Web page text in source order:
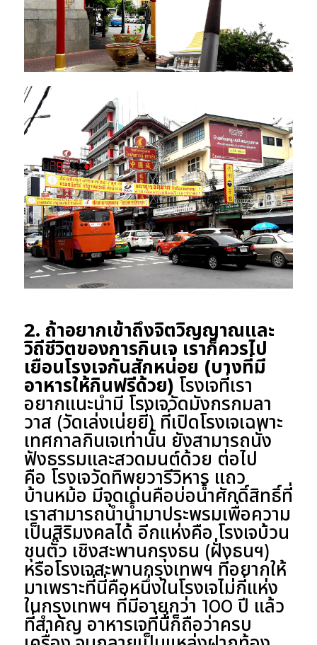
2. ถ้าอยากเข้าถึงจิตวิญญาณและ
วิถีชีวิตของการกินเจ เราก็ควรไป
เยือนโรงเจกันสักหน่อย (บางที่มี
อาหารให้กินฟรีด้วย) โรงเจที่เรา
อยากแนะนำมี โรงเจวัดมังกรกมลา
วาส (วัดเล่งเน่ยยี่) ที่เปิดโรงเจเฉพาะ
เทศกาลกินเจเท่านั้น ยังสามารถนั่ง
ฟังธรรมและสวดมนต์ด้วย ต่อไป
คือ โรงเจวัดทิพยวารีวิหาร แถว
บ้านหม้อ มีจุดเด่นคือบ่อน้ำศักดิ์สิทธิ์ที่
เราสามารถนำน้ำมาประพรมเพื่อความ
เป็นสิริมงคลได้ อีกแห่งคือ โรงเจบ้วน
ชุนตั๊ว เชิงสะพานกรุงธน (ฝั่งธนฯ)
หรือโรงเจสะพานกรุงเทพฯ ที่อยากให้
มาเพราะที่นี่คือหนึ่งในโรงเจไม่กี่แห่ง
ในกรุงเทพฯ ที่มีอายุกว่า 100 ปี แล้ว
ที่สำคัญ อาหารเจที่นี่ก็ถือว่าครบ